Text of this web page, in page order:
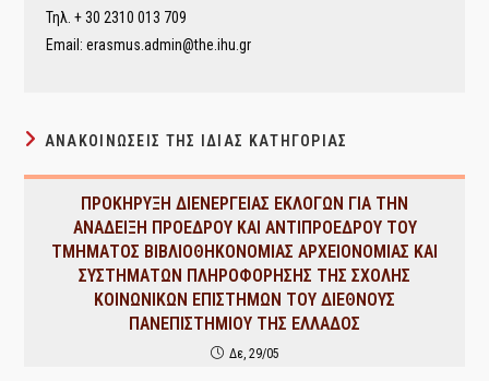
Τηλ. + 30 2310 013 709
Email: erasmus.admin@the.ihu.gr
ΑΝΑΚΟΙΝΏΣΕΙΣ ΤΗΣ ΊΔΙΑΣ ΚΑΤΗΓΟΡΊΑΣ
ΠΡΟΚΗΡΥΞΗ ΔΙΕΝΕΡΓΕΙΑΣ ΕΚΛΟΓΩΝ ΓΙΑ ΤΗΝ
ΑΝΑΔΕΙΞΗ ΠΡΟΕΔΡΟΥ ΚΑΙ ΑΝΤΙΠΡΟΕΔΡΟΥ ΤΟΥ
ΤΜΗΜΑΤΟΣ ΒΙΒΛΙΟΘΗΚΟΝΟΜΙΑΣ ΑΡΧΕΙΟΝΟΜΙΑΣ ΚΑΙ
ΣΥΣΤΗΜΑΤΩΝ ΠΛΗΡΟΦΟΡΗΣΗΣ ΤΗΣ ΣΧΟΛΗΣ
ΚΟΙΝΩΝΙΚΩΝ ΕΠΙΣΤΗΜΩΝ ΤΟΥ ΔΙΕΘΝΟΥΣ
ΠΑΝΕΠΙΣΤΗΜΙΟΥ ΤΗΣ ΕΛΛΑΔΟΣ
Δε, 29/05